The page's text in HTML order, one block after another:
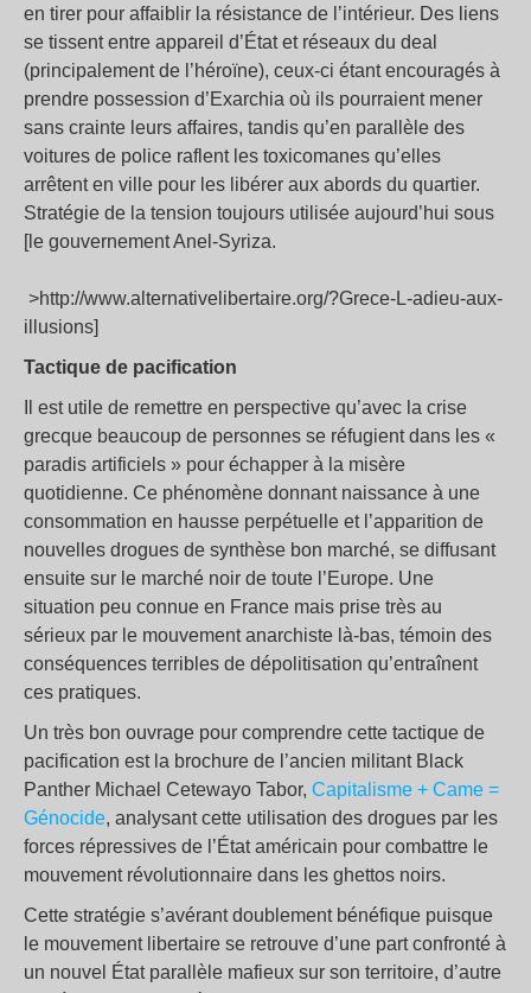
en tirer pour affaiblir la résistance de l’intérieur. Des liens
se tissent entre appareil d’État et réseaux du deal
(principalement de l’héroïne), ceux-ci étant encouragés à
prendre possession d’Exarchia où ils pourraient mener
sans crainte leurs affaires, tandis qu’en parallèle des
voitures de police raflent les toxicomanes qu’elles
arrêtent en ville pour les libérer aux abords du quartier.
Stratégie de la tension toujours utilisée aujourd’hui sous
[le gouvernement Anel-Syriza.
>http://www.alternativelibertaire.org/?Grece-L-adieu-aux-
illusions]
Tactique de pacification
Il est utile de remettre en perspective qu’avec la crise
grecque beaucoup de personnes se réfugient dans les «
paradis artificiels » pour échapper à la misère
quotidienne. Ce phénomène donnant naissance à une
consommation en hausse perpétuelle et l’apparition de
nouvelles drogues de synthèse bon marché, se diffusant
ensuite sur le marché noir de toute l’Europe. Une
situation peu connue en France mais prise très au
sérieux par le mouvement anarchiste là-bas, témoin des
conséquences terribles de dépolitisation qu’entraînent
ces pratiques.
Un très bon ouvrage pour comprendre cette tactique de
pacification est la brochure de l’ancien militant Black
Panther Michael Cetewayo Tabor, Capitalisme + Came =
Génocide, analysant cette utilisation des drogues par les
forces répressives de l’État américain pour combattre le
mouvement révolutionnaire dans les ghettos noirs.
Cette stratégie s’avérant doublement bénéfique puisque
le mouvement libertaire se retrouve ­d’une part confronté à
un nouvel État parallèle mafieux sur son territoire, d’autre